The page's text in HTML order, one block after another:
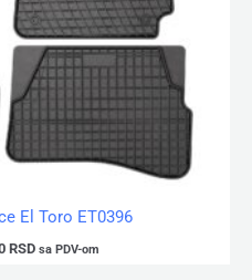
El Toro ET0396
RSD sa PDV-om